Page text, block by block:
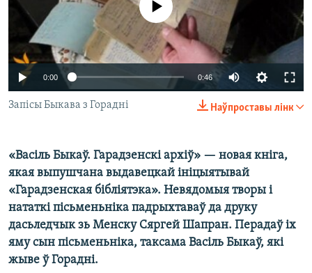
КУЛЬТУРА
КАЛЯНДАР
НА ХВАЛЯХ СВАБОДЫ
No media source currently available
0:00 0:46
Наўпроставы лінк
Запісы Быкава з Горадні
«Васіль Быкаў. Гарадзенскі архіў» — новая кніга,
якая выпушчана выдавецкай ініцыятывай
«Гарадзенская бібліятэка». Невядомыя творы і
нататкі пісьменьніка падрыхтаваў да друку
дасьледчык зь Менску Сяргей Шапран. Перадаў іх
яму сын пісьменьніка, таксама Васіль Быкаў, які
жыве ў Горадні.